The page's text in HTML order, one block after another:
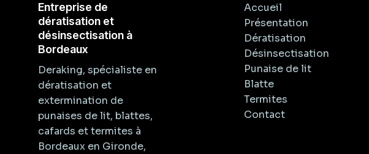
Entreprise de
dératisation et
désinsectisation à
Bordeaux
Deraking, spécialiste en
dératisation et
extermination de
punaises de lit, blattes,
cafards et termites à
Bordeaux en Gironde,
Accueil
Présentation
Dératisation
Désinsectisation
Punaise de lit
Blatte
Termites
Contact